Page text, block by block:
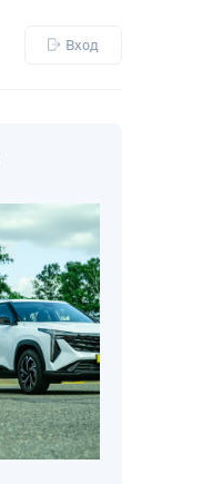
Вход